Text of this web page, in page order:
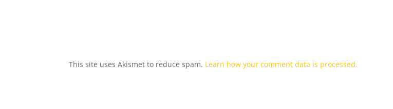
This site uses Akismet to reduce spam. Learn how your comment data is processed.